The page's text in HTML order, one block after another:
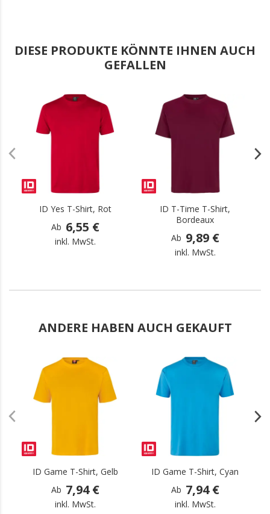
DIESE PRODUKTE KÖNNTE IHNEN AUCH
GEFALLEN
ID Yes T-Shirt, Rot
Ab 6,55 €
inkl. MwSt.
ID T-Time T-Shirt,
Bordeaux
Ab 9,89 €
inkl. MwSt.
ANDERE HABEN AUCH GEKAUFT
ID Game T-Shirt, Gelb
Ab 7,94 €
inkl. MwSt.
ID Game T-Shirt, Cyan
Ab 7,94 €
inkl. MwSt.